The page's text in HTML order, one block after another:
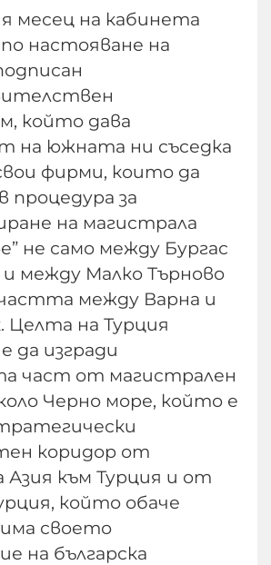
месец на кабинета
по настояване на
който дава
на южната ни съседка
фирми, които да
процедура за
на магистрала
не само между Бургас
и между Малко Търново
между Варна и
Целта на Турция
да изгради
част от магистрален
Черно море, който е
коридор от
към Турция и от
който обаче
своето
на българска